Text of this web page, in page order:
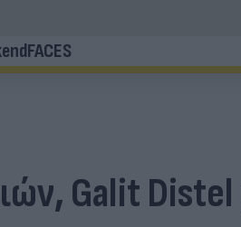
FACES
Galit Distel